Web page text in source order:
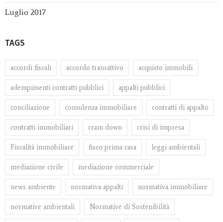
Luglio 2017
TAGS
accordi fiscali accordo transattivo acquisto immobili
adempimenti contratti pubblici appalti pubblici
conciliazione consulenza immobiliare contratti di appalto
contratti immobiliari cram down crisi di impresa
Fiscalità immobiliare fisco prima casa leggi ambientali
mediazione civile mediazione commerciale
news ambiente normativa appalti normativa immobiliare
normative ambientali Normative di Sostenibilità